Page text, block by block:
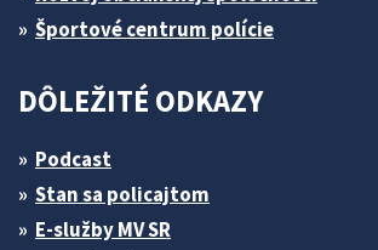
Športové centrum polície
DÔLEŽITÉ ODKAZY
Podcast
Stan sa policajtom
E-služby MV SR